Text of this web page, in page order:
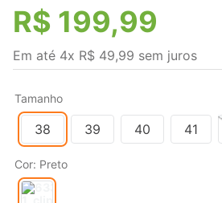
R$ 199,99
Em até 4x R$ 49,99 sem juros
Tamanho
38 39 40 41
Cor: Preto